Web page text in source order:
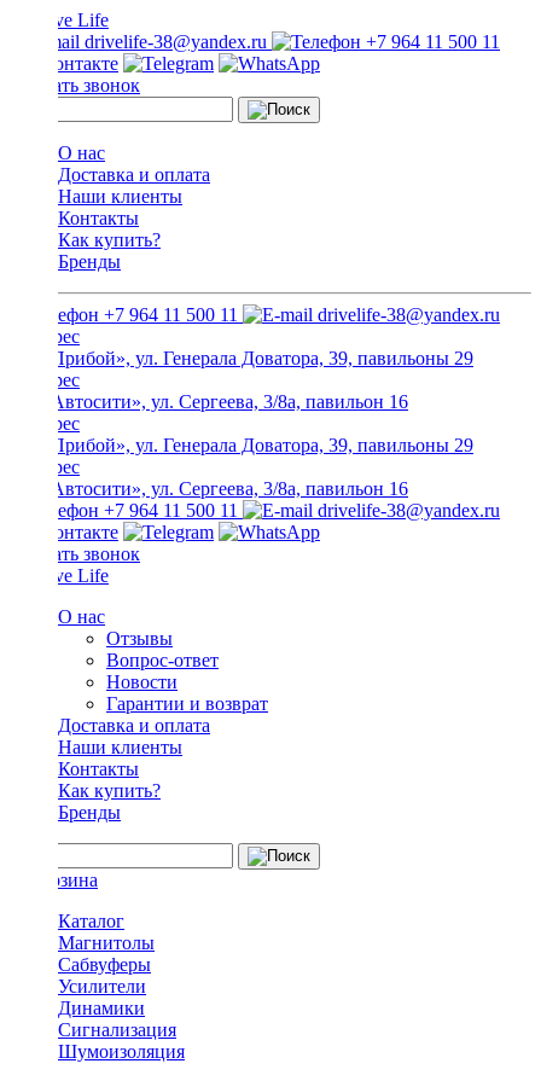
drivelife-38@yandex.ru +7 964 11 500 11
Заказать звонок
О нас
Доставка и оплата
Наши клиенты
Контакты
Как купить?
Бренды
+7 964 11 500 11 drivelife-38@yandex.ru
ТЦ «Прибой», ул. Генерала Доватора, 39, павильоны 29
ТЦ «Автосити», ул. Сергеева, 3/8а, павильон 16
ТЦ «Прибой», ул. Генерала Доватора, 39, павильоны 29
ТЦ «Автосити», ул. Сергеева, 3/8а, павильон 16
+7 964 11 500 11
drivelife-38@yandex.ru
Заказать звонок
О нас
Отзывы
Вопрос-ответ
Новости
Гарантии и возврат
Доставка и оплата
Наши клиенты
Контакты
Как купить?
Бренды
Каталог
Магнитолы
Сабвуферы
Усилители
Динамики
Сигнализация
Шумоизоляция